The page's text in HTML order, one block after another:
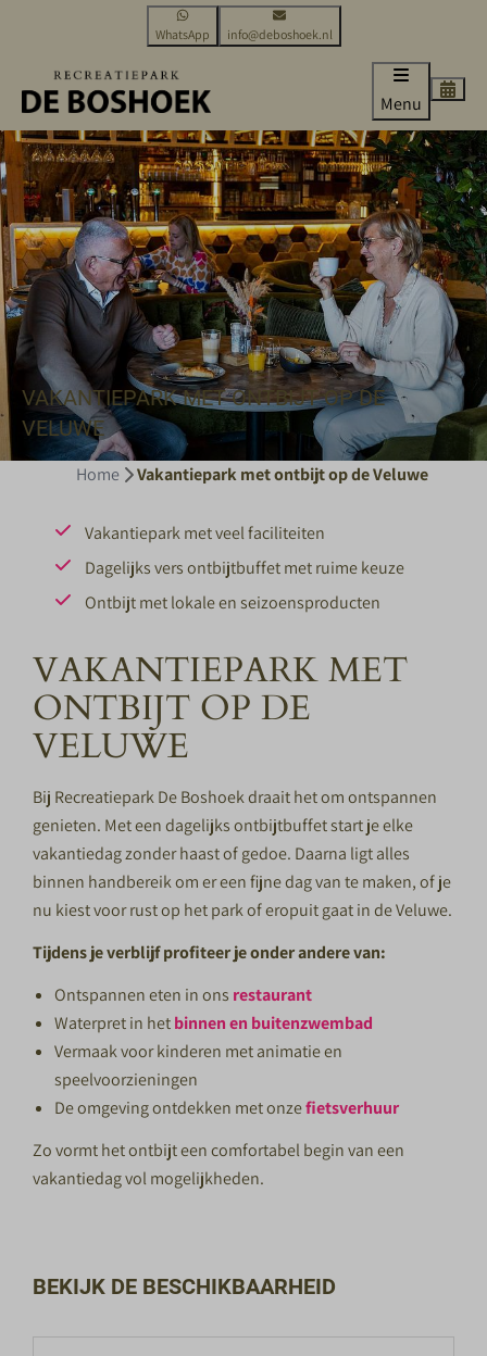
WhatsApp info@deboshoek.nl
Menu
VAKANTIEPARK MET ONTBIJT OP DE
VELUWE
Home Vakantiepark met ontbijt op de Veluwe
Vakantiepark met veel faciliteiten
Dagelijks vers ontbijtbuffet met ruime keuze
Ontbijt met lokale en seizoensproducten
VAKANTIEPARK MET
ONTBIJT OP DE
VELUWE
Bij Recreatiepark De Boshoek draait het om ontspannen
genieten. Met een dagelijks ontbijtbuffet start je elke
vakantiedag zonder haast of gedoe. Daarna ligt alles
binnen handbereik om er een fijne dag van te maken, of je
nu kiest voor rust op het park of eropuit gaat in de Veluwe.
Tijdens je verblijf profiteer je onder andere van:
Ontspannen eten in ons restaurant
Waterpret in hetbinnen en buitenzwembad
Vermaak voor kinderen met animatie en
speelvoorzieningen
De omgeving ontdekken met onzefietsverhuur
Zo vormt het ontbijt een comfortabel begin van een
vakantiedag vol mogelijkheden.
BEKIJK DE BESCHIKBAARHEID